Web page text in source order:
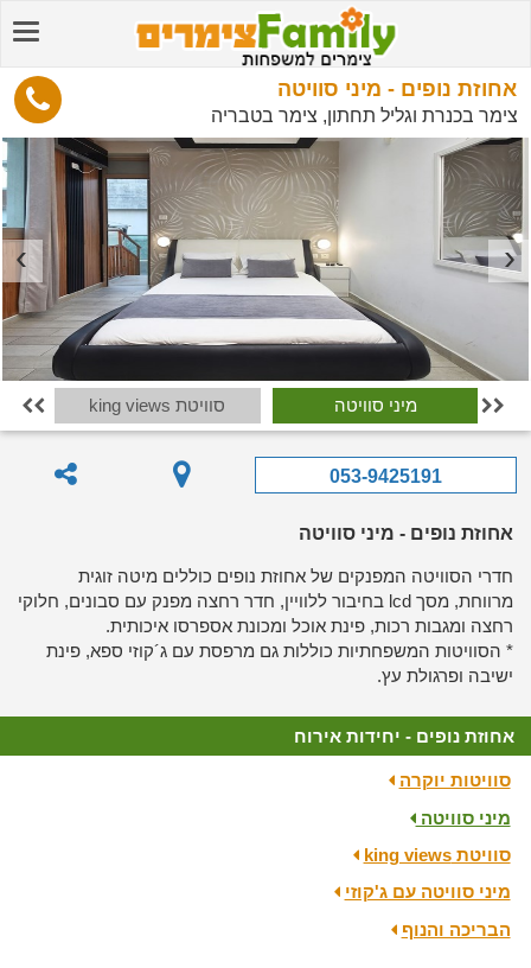
אחוזת נופים - מיני סוויטה
צימר בכנרת וגליל תחתון, צימר בטבריה
מיני סוויטה סוויטת king views 

053-9425191
אחוזת נופים - מיני סוויטה
חדרי הסוויטה המפנקים של אחוזת נופים כוללים מיטה זוגית
מרווחת, מסך lcd בחיבור ללוויין, חדר רחצה מפנק עם סבונים, חלוקי
רחצה ומגבות רכות, פינת אוכל ומכונת אספרסו איכותית.
* הסוויטות המשפחתיות כוללות גם מרפסת עם ג´קוזי ספא, פינת
ישיבה ופרגולת עץ.
אחוזת נופים - יחידות אירוח
סוויטות יוקרה
מיני סוויטה
סוויטת king views
מיני סוויטה עם ג'קוזי
הבריכה והנוף